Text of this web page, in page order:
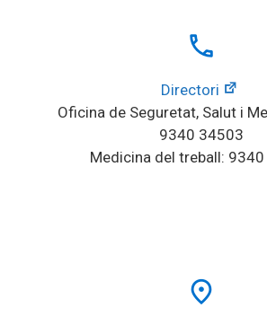
local_phone
Directori
Oficina de Seguretat, Salut i
9340 34503
Medicina del treball:
place